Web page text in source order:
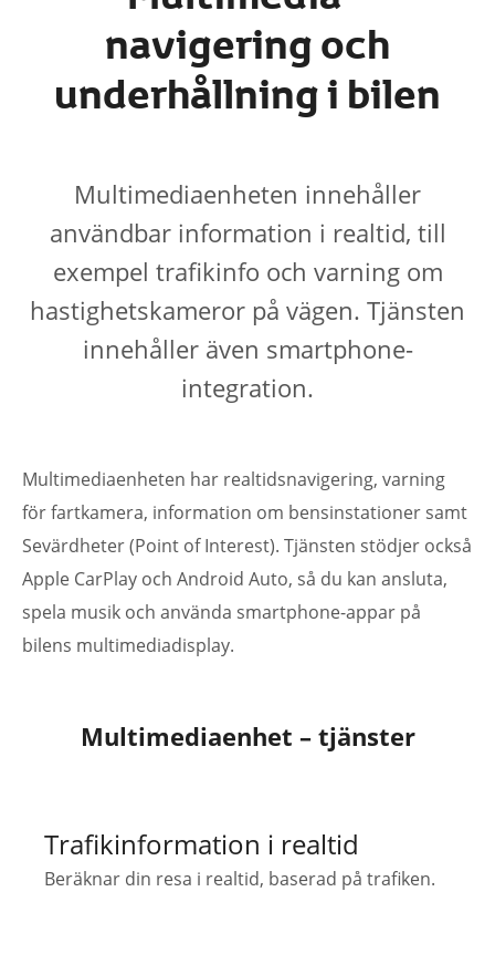
navigering och
underhållning i bilen
Multimediaenheten innehåller
användbar information i realtid, till
exempel trafikinfo och varning om
hastighetskameror på vägen. Tjänsten
innehåller även smartphone-
integration.
Multimediaenheten har realtidsnavigering, varning
för fartkamera, information om bensinstationer samt
Sevärdheter (Point of Interest). Tjänsten stödjer också
Apple CarPlay och Android Auto, så du kan ansluta,
spela musik och använda smartphone-appar på
bilens multimediadisplay.
Multimediaenhet – tjänster
Trafikinformation i realtid
Beräknar din resa i realtid, baserad på trafiken.